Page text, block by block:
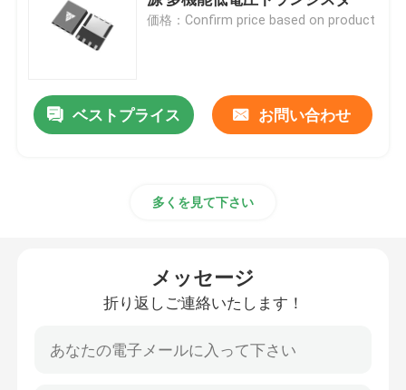
スーパージャンクション MOSFET
シリコンカービッドSBD
価格：Confirm price based on product
ベストプライス お問い合わせ
多くを見て下さい
メッセージ
折り返しご連絡いたします！